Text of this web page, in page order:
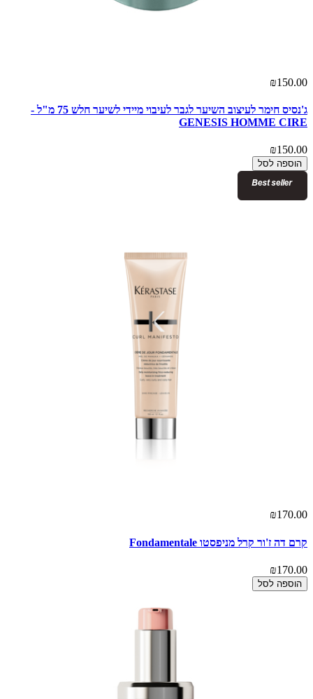
₪150.00
ג'נסיס חימר לעיצוב השיער לגבר לעיבוי מיידי לשיער חלש 75 מ"ל -
GENESIS HOMME CIRE
₪150.00
הוספה לסל
₪170.00
קרם דה ז'ור קרל מניפסטו Fondamentale
₪170.00
הוספה לסל